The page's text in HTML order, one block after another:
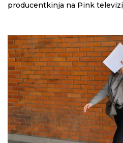
producentkinja na Pink
novoj priči čitajte šta se sve
nesreće do donošenja